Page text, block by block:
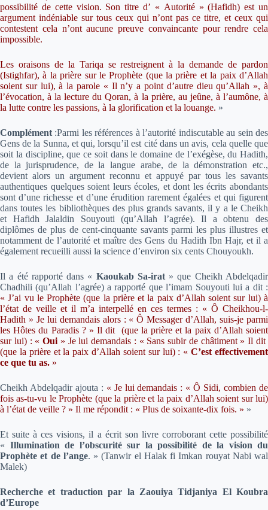
possibilité de cette vision. Son titre d’ « Autorité » (Hafidh) est un
argument indéniable sur tous ceux qui n’ont pas ce titre, et ceux qui
contestent cela n’ont aucune preuve convaincante pour rendre cela
impossible.
Les oraisons de la Tariqa se restreignent à la demande de pardon
(Istighfar), à la prière sur le Prophète (que la prière et la paix d’Allah
soient sur lui), à la parole « Il n’y a point d’autre dieu qu’Allah », à
l’évocation, à la lecture du Qoran, à la prière, au jeûne, à l’aumône, à
la lutte contre les passions, à la glorification et la louange. »
Complément :Parmi les références à l’autorité indiscutable au sein des
Gens de la Sunna, et qui, lorsqu’il est cité dans un avis, cela quelle que
soit la discipline, que ce soit dans le domaine de l’exégèse, du Hadith,
de la jurisprudence, de la langue arabe, de la démonstration etc.,
devient alors un argument reconnu et appuyé par tous les savants
authentiques quelques soient leurs écoles, et dont les écrits abondants
sont d’une richesse et d’une érudition rarement égalées et qui figurent
dans toutes les bibliothèques des plus grands savants, il y a le Cheikh
et Hafidh Jalaldin Souyouti (qu’Allah l’agrée). Il a obtenu des
diplômes de plus de cent-cinquante savants parmi les plus illustres et
notamment de l’autorité et maître des Gens du Hadith Ibn Hajr, et il a
également recueilli aussi la science d’environ six cents Chouyoukh.
Il a été rapporté dans « Kaoukab Sa-irat » que Cheikh Abdelqadir
Chadhili (qu’Allah l’agrée) a rapporté que l’imam Souyouti lui a dit :
« J’ai vu le Prophète (que la prière et la paix d’Allah soient sur lui) à
l’état de veille et il m’a interpellé en ces termes : « Ô Cheikhou-l-
Hadith » Je lui demandais alors : « Ô Messager d’Allah, suis-je parmi
les Hôtes du Paradis ? » Il dit (que la prière et la paix d’Allah soient
sur lui) : «Oui » Je lui demandais : « Sans subir de châtiment » Il dit
(que la prière et la paix d’Allah soient sur lui) : «C’est effectivement
ce que tu as. »
Cheikh Abdelqadir ajouta : « Je lui demandais : « Ô Sidi, combien de
fois as-tu-vu le Prophète (que la prière et la paix d’Allah soient sur lui)
à l’état de veille ? » Il me répondit : « Plus de soixante-dix fois. » »
Et suite à ces visions, il a écrit son livre corroborant cette possibilité
« Illumination de l’obscurité sur la possibilité de la vision du
Prophète et de l’ange. »(Tanwir el Halak fi Imkan rouyat Nabi wal
Malek)
Recherche et traduction par la Zaouiya Tidjaniya El Koubra
d’Europe